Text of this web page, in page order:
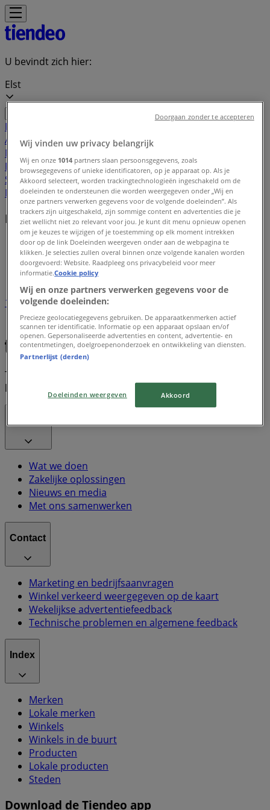
U bevindt zich hier:
Elst
Featured
AccessoiresWarenhuisBouwmarkt & Tuin
Meubels
ParfumerieBaby, Kind &
SpeelgoedSportRestaurantsOpticienBoeken &
MuziekAuto & FietsBiomarktVakantie & Reizen
Lokale merken
Tiendeo in Elst»
Merkindex
1
Breda
Tiendeo is onderdeel van Shopfully, het techbedrijf dat
lokaal winkelen wereldwijd opnieuw uitvindt.
Wat we doen
Zakelijke oplossingen
Nieuws en media
Met ons samenwerken
Contact
Marketing en bedrijfsaanvragen
Winkel verkeerd weergegeven op de kaart
Wekelijkse advertentiefeedback
Technische problemen en algemene feedback
Index
Merken
Lokale merken
Winkels
Winkels in de buurt
Producten
Lokale producten
Steden
Download de Tiendeo app
Wij vinden uw privacy belangrijk
Wij en onze 1014 partners slaan persoonsgegevens, zoals
browsegegevens of unieke identificatoren, op je apparaat op. Als je
Akkoord selecteert, worden trackingtechnologieën ingeschakeld om de
doeleinden te ondersteunen die worden weergegeven onder „Wij en
onze partners verwerken gegevens voor de volgende doeleinden”. Als
trackers zijn uitgeschakeld, zijn sommige content en advertenties die je
ziet wellicht niet zo relevant voor jou. Je kunt dit menu opnieuw openen
om je keuzes te wijzigen of je toestemming op elk moment intrekken
door op de link Doeleinden weergeven onder aan de webpagina te
klikken. Je selecties zullen overal binnen onze volgende kanalen worden
doorgevoerd: Website. Raadpleeg ons privacybeleid voor meer
informatie.Cookie policy
Wij en onze partners verwerken gegevens voor de
volgende doeleinden:
Precieze geolocatiegegevens gebruiken. De apparaatkenmerken actief
scannen ter identificatie. Informatie op een apparaat opslaan en/of
openen. Gepersonaliseerde advertenties en content, advertentie- en
contentmetingen, doelgroepenonderzoek en ontwikkeling van diensten.
Partnerlijst (derden)
Doeleinden weergeven Akkoord
Doorgaan zonder te accepteren